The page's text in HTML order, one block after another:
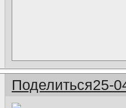
Поделиться25-